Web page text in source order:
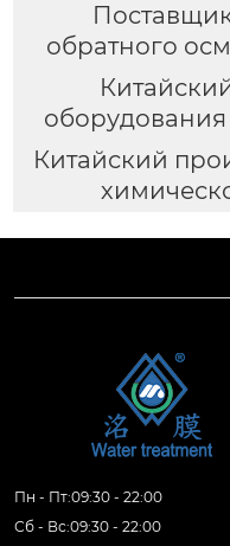
обратного
Китайский
Пн - Пт:09:30 - 22:00
Сб - Вс:09:30 - 22:00